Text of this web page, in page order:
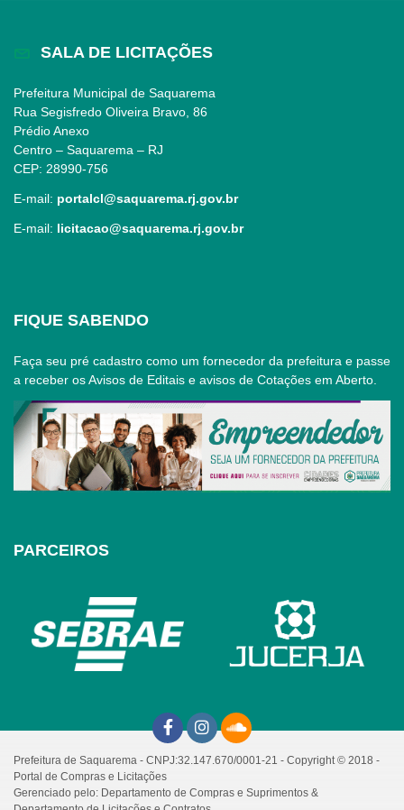
SALA DE LICITAÇÕES
Prefeitura Municipal de Saquarema
Rua Segisfredo Oliveira Bravo, 86
Prédio Anexo
Centro – Saquarema – RJ
CEP: 28990-756
E-mail: portalcl@saquarema.rj.gov.br
E-mail: licitacao@saquarema.rj.gov.br
FIQUE SABENDO
Faça seu pré cadastro como um fornecedor da prefeitura e passe
a receber os Avisos de Editais e avisos de Cotações em Aberto.
PARCEIROS
Prefeitura de Saquarema - CNPJ:32.147.670/0001-21 - Copyright © 2018 -
Portal de Compras e Licitações
Gerenciado pelo: Departamento de Compras e Suprimentos &